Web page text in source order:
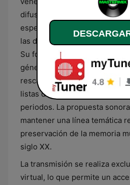
difusión de contenido musical
especializándose
las décadas de los 80, 90 y
Su formato se basa en una
géneros como el pop, el rock
rescatando temas que
listas de popularidad
periodos. La propuesta
mantener una línea temática
preservación de la memoria
siglo XX.
La transmisión se realiza
virtual, lo que permite un